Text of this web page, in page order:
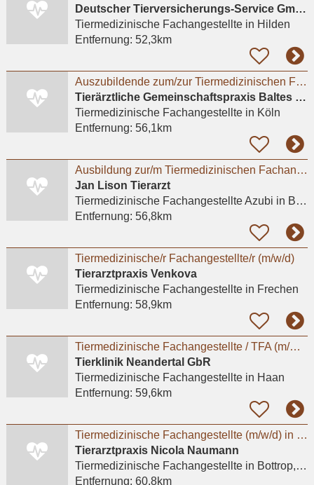
Deutscher Tierversicherungs-Service GmbH & Co. KG
Tiermedizinische Fachangestelltein Hilden
Entfernung: 52,3km
Auszubildende zum/zur Tiermedizinischen Fachangestellten in Köln-Widdersdorf gesucht
Tierärztliche Gemeinschaftspraxis Baltes und Dr. Feith
Tiermedizinische Fachangestelltein Köln
Entfernung: 56,1km
Ausbildung zur/m Tiermedizinischen Fachangestellten (m/w/d) - Praktikum möglich
Jan Lison Tierarzt
Tiermedizinische Fachangestellte Azubi in Bottrop, Vonderort
Entfernung: 56,8km
Tiermedizinische/r Fachangestellte/r (m/w/d)
Tierarztpraxis Venkova
Tiermedizinische Fachangestelltein Frechen
Entfernung: 58,9km
Tiermedizinische Fachangestellte / TFA (m/w/d) - Haan (Düsseldorf)
Tierklinik Neandertal GbR
Tiermedizinische Fachangestelltein Haan
Entfernung: 59,6km
Tiermedizinische Fachangestellte (m/w/d) in Teilzeit
Tierarztpraxis Nicola Naumann
Tiermedizinische Fachangestelltein Bottrop, Batenbrock
Entfernung: 60,8km